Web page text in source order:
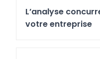
L’analyse
votre entreprise